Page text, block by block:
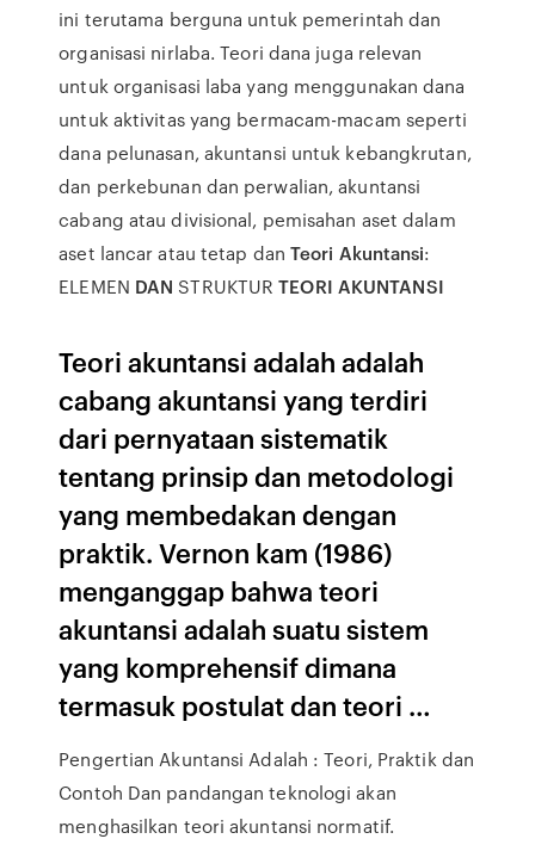
ini terutama berguna untuk pemerintah dan
organisasi nirlaba. Teori dana juga relevan
untuk organisasi laba yang menggunakan dana
untuk aktivitas yang bermacam-macam seperti
dana pelunasan, akuntansi untuk kebangkrutan,
dan perkebunan dan perwalian, akuntansi
cabang atau divisional, pemisahan aset dalam
aset lancar atau tetap dan Teori Akuntansi:
ELEMEN DAN STRUKTURTEORI AKUNTANSI
Teori akuntansi adalah adalah
cabang akuntansi yang terdiri
dari pernyataan sistematik
tentang prinsip dan metodologi
yang membedakan dengan
praktik. Vernon kam (1986)
menganggap bahwa teori
akuntansi adalah suatu sistem
yang komprehensif dimana
termasuk postulat dan teori …
Pengertian Akuntansi Adalah : Teori, Praktik dan
Contoh Dan pandangan teknologi akan
menghasilkan teori akuntansi normatif.